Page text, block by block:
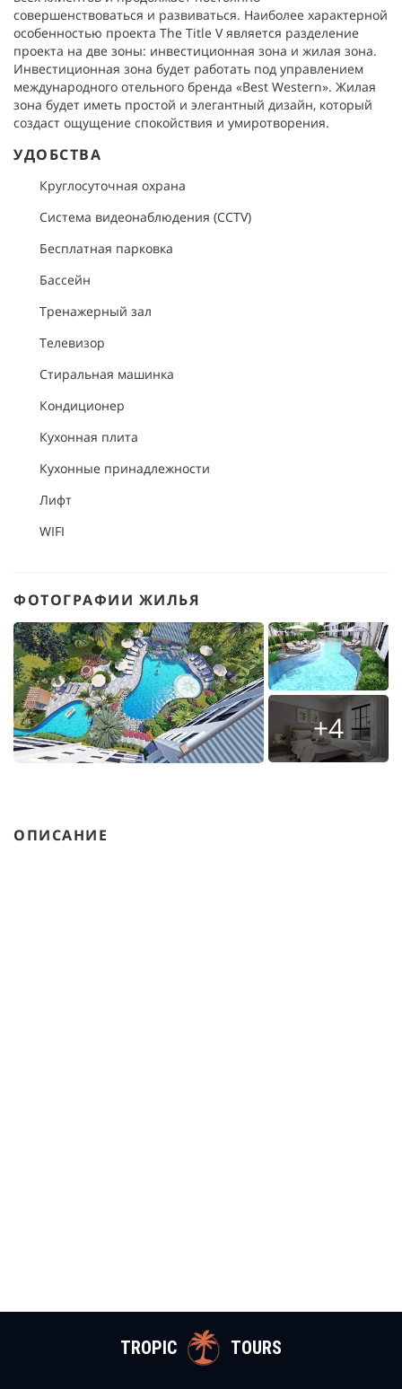
совершенствоваться и развиваться. Наиболее характерной
особенностью проекта The Title V является разделение
проекта на две зоны: инвестиционная зона и жилая зона.
Инвестиционная зона будет работать под управлением
международного отельного бренда «Best Western». Жилая
зона будет иметь простой и элегантный дизайн, который
создаст ощущение спокойствия и умиротворения.
УДОБСТВА
Круглосуточная охрана
Система видеонаблюдения (CCTV)
Бесплатная парковка
Бассейн
Тренажерный зал
Телевизор
Стиральная машинка
Кондиционер
Кухонная плита
Кухонные принадлежности
Лифт
WIFI
ФОТОГРАФИИ ЖИЛЬЯ
+4
ОПИСАНИЕ
TROPIC TOURS